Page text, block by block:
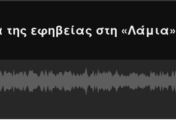
εφηβείας στη «Λάμια»